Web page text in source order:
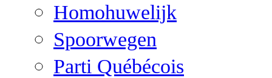
Homohuwelijk
Spoorwegen
Parti Québécois